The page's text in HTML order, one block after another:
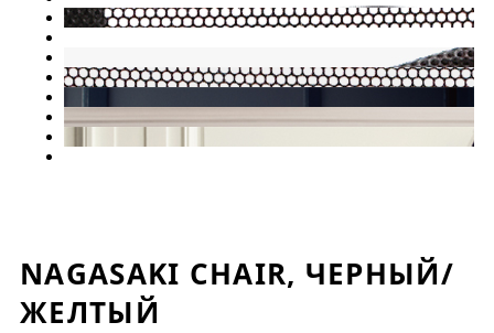
NAGASAKI CHAIR, ЧЕРНЫЙ/
ЖЕЛТЫЙ